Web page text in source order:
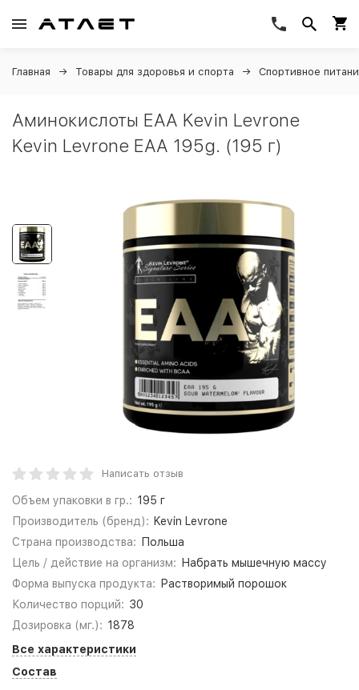
Главная Товары для здоровья и спорта Спортивное
Аминокислоты EAA Kevin Levrone
Kevin Levrone EAA 195g. (195 г)
Написать отзыв
Объем упаковки в гр.: 195 г
Производитель (бренд): Kevin Levrone
Страна производства:
Польша
Цель / действие на организм:
Набрать мышечную массу
Форма выпуска продукта:
Растворимый порошок
Количество порций: 30
Дозировка (мг.): 1878
Все характеристики
Состав